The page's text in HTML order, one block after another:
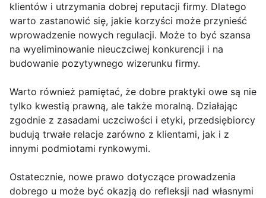
klientów i utrzymania dobrej reputacji firmy. Dlatego
warto zastanowić się, jakie korzyści może przynieść
wprowadzenie nowych regulacji. Może to być szansa
na wyeliminowanie nieuczciwej konkurencji i na
budowanie pozytywnego wizerunku firmy.
Warto również pamiętać, że dobre praktyki owe są nie
tylko kwestią prawną, ale także moralną. Działając
zgodnie z zasadami uczciwości i etyki, przedsiębiorcy
budują trwałe relacje zarówno z klientami, jak i z
innymi podmiotami rynkowymi.
Ostatecznie, nowe prawo dotyczące prowadzenia
dobrego u może być okazją do refleksji nad własnymi